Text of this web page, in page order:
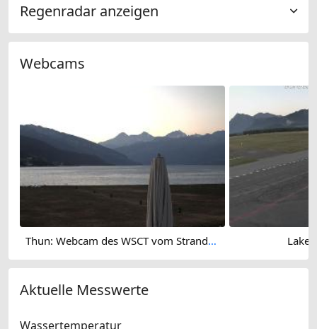
Regenradar anzeigen
Webcams
Thun: Webcam des WSCT vom Strandbad Lake
Aktuelle Messwerte
Wassertemperatur